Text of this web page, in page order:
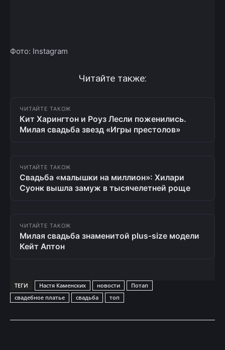
Фото: Instagram
Читайте также:
ЧИТАЙТЕ ТАКОЖ
Кит Харингтон и Роуз Лесли поженились.
Милая свадьба звезд «Игры престолов»
ЧИТАЙТЕ ТАКОЖ
Свадьба «малышки на миллион»: Хилари
Суонк вышла замуж в тысячелетней роще
ЧИТАЙТЕ ТАКОЖ
Милая свадьба знаменитой plus-size модели
Кейт Аптон
ТЕГИ Настя Каменских новости
Потап
свадебное платье
свадьба топ